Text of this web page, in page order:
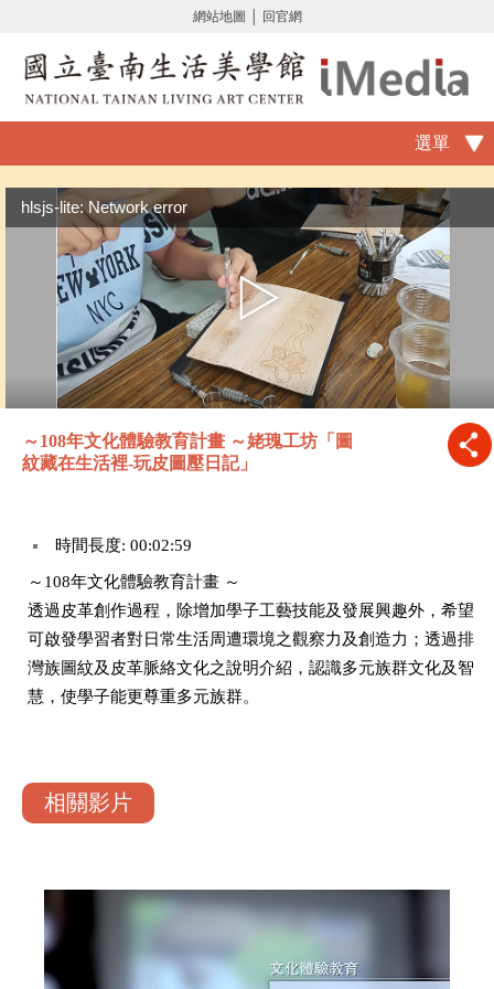
網站地圖 回官網
選單
hlsjs-lite: Network error
～108年文化體驗教育計畫 ～姥瑰工坊「圖
紋藏在生活裡-玩皮圖壓日記」
時間長度: 00:02:59
～108年文化體驗教育計畫 ～
透過皮革創作過程，除增加學子工藝技能及發展興趣外，希望
可啟發學習者對日常生活周遭環境之觀察力及創造力；透過排
灣族圖紋及皮革脈絡文化之說明介紹，認識多元族群文化及智
慧，使學子能更尊重多元族群。
相關影片